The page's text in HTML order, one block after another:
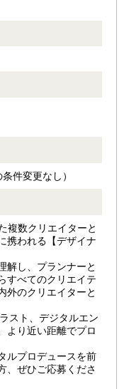
件変更なし）
複数クリエイターと
携われる【デザイナ
解し、プランナーと
すべてのクリエイテ
外のクリエイターと
スト、デジタルエン
より近い距離でプロ
ルプロデュースを前
、ぜひご応募くださ